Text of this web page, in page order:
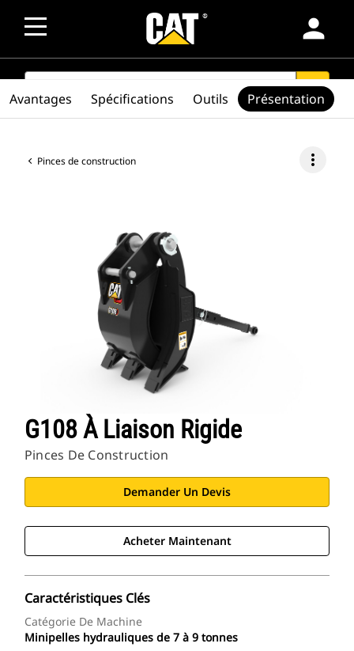
person
SEARCH search
Pinces de construction more_vert
G108 À Liaison Rigide
Pinces De Construction
Demander Un Devis
Acheter Maintenant
Caractéristiques Clés
Catégorie De Machine
Minipelles hydrauliques de 7 à 9 tonnes
Avantages Spécifications Outils Présentation